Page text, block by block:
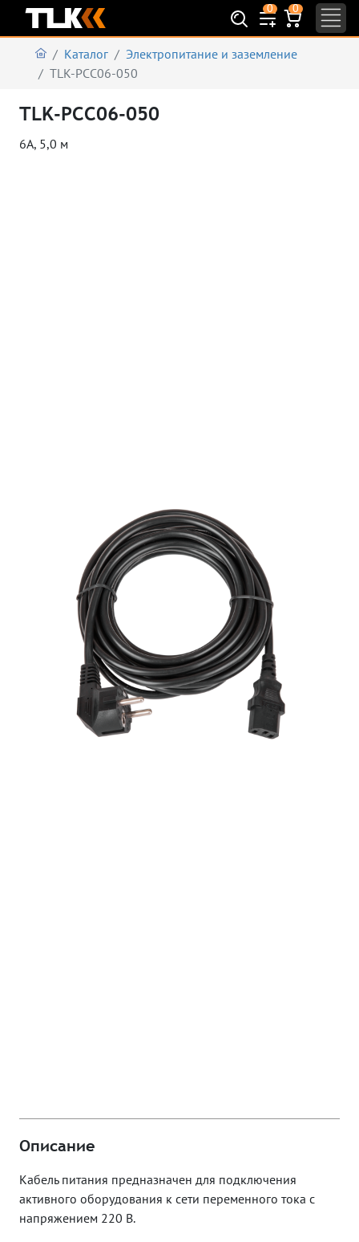
0 0
Каталог
Электропитание и заземление
TLK-PCC06-050
TLK-PCC06-050
6А, 5,0 м
Описание
Кабель питания предназначен для подключения
активного оборудования к сети переменного тока с
напряжением 220 В.